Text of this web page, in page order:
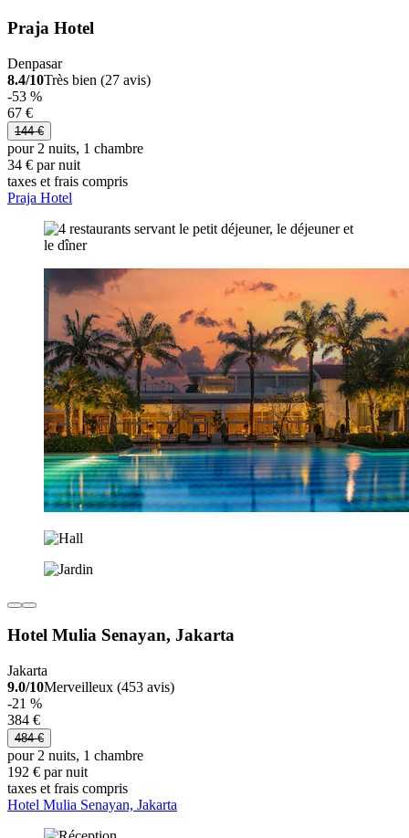
Praja Hotel
Denpasar
8.4/10Très bien (27 avis)
-53 %
67 €
144 €
pour 2 nuits, 1 chambre
34 € par nuit
taxes et frais compris
Praja Hotel
Hotel Mulia Senayan, Jakarta
Jakarta
9.0/10Merveilleux (453 avis)
-21 %
384 €
484 €
pour 2 nuits, 1 chambre
192 € par nuit
taxes et frais compris
Hotel Mulia Senayan, Jakarta